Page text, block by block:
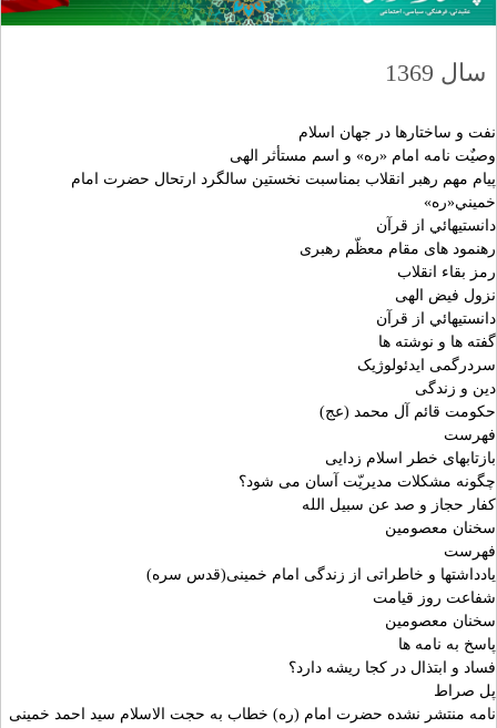
سال 1369
نفت و ساختارها در جهان اسلام
وصیٌت نامه امام «ره» و اسم مستأثر الهی
پيام مهم رهبر انقلاب بمناسبت نخستين سالگرد ارتحال حضرت امام
خميني«ره»
دانستيهائي از قرآن
رهنمود های مقام معظّم رهبری
رمز بقاء انقلاب
نزول فیض الهی
دانستيهائي از قرآن
گفته ها و نوشته ها
سردرگمی ایدئولوژیک
دین و زندگی
حکومت قائم آل محمد (عج)
فهرست
بازتابهای خطر اسلام زدایی
چگونه مشکلات مدیریّت آسان می شود؟
کفار حجاز و صد عن سبيل الله
سخنان معصومين
فهرست
یادداشتها و خاطراتی از زندگی امام خمینی(قدس سره)
شفاعت روز قیامت
سخنان معصومين
پاسخ به نامه ها
فساد و ابتذال در کجا ریشه دارد؟
پل صراط
نامه منتشر نشده حضرت امام (ره) خطاب به حجت الاسلام سید احمد خمینی